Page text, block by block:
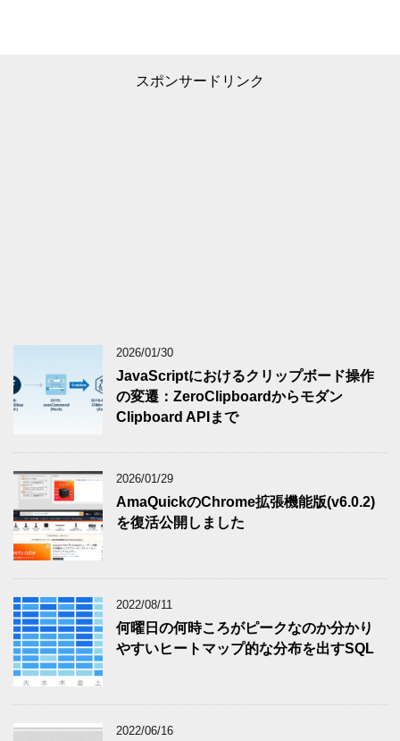
スポンサードリンク
2026/01/30
JavaScriptにおけるクリップボード操作
の変遷：ZeroClipboardからモダン
Clipboard APIまで
2026/01/29
AmaQuickのChrome拡張機能版(v6.0.2)
を復活公開しました
2022/08/11
何曜日の何時ころがピークなのか分かり
やすいヒートマップ的な分布を出すSQL
2022/06/16